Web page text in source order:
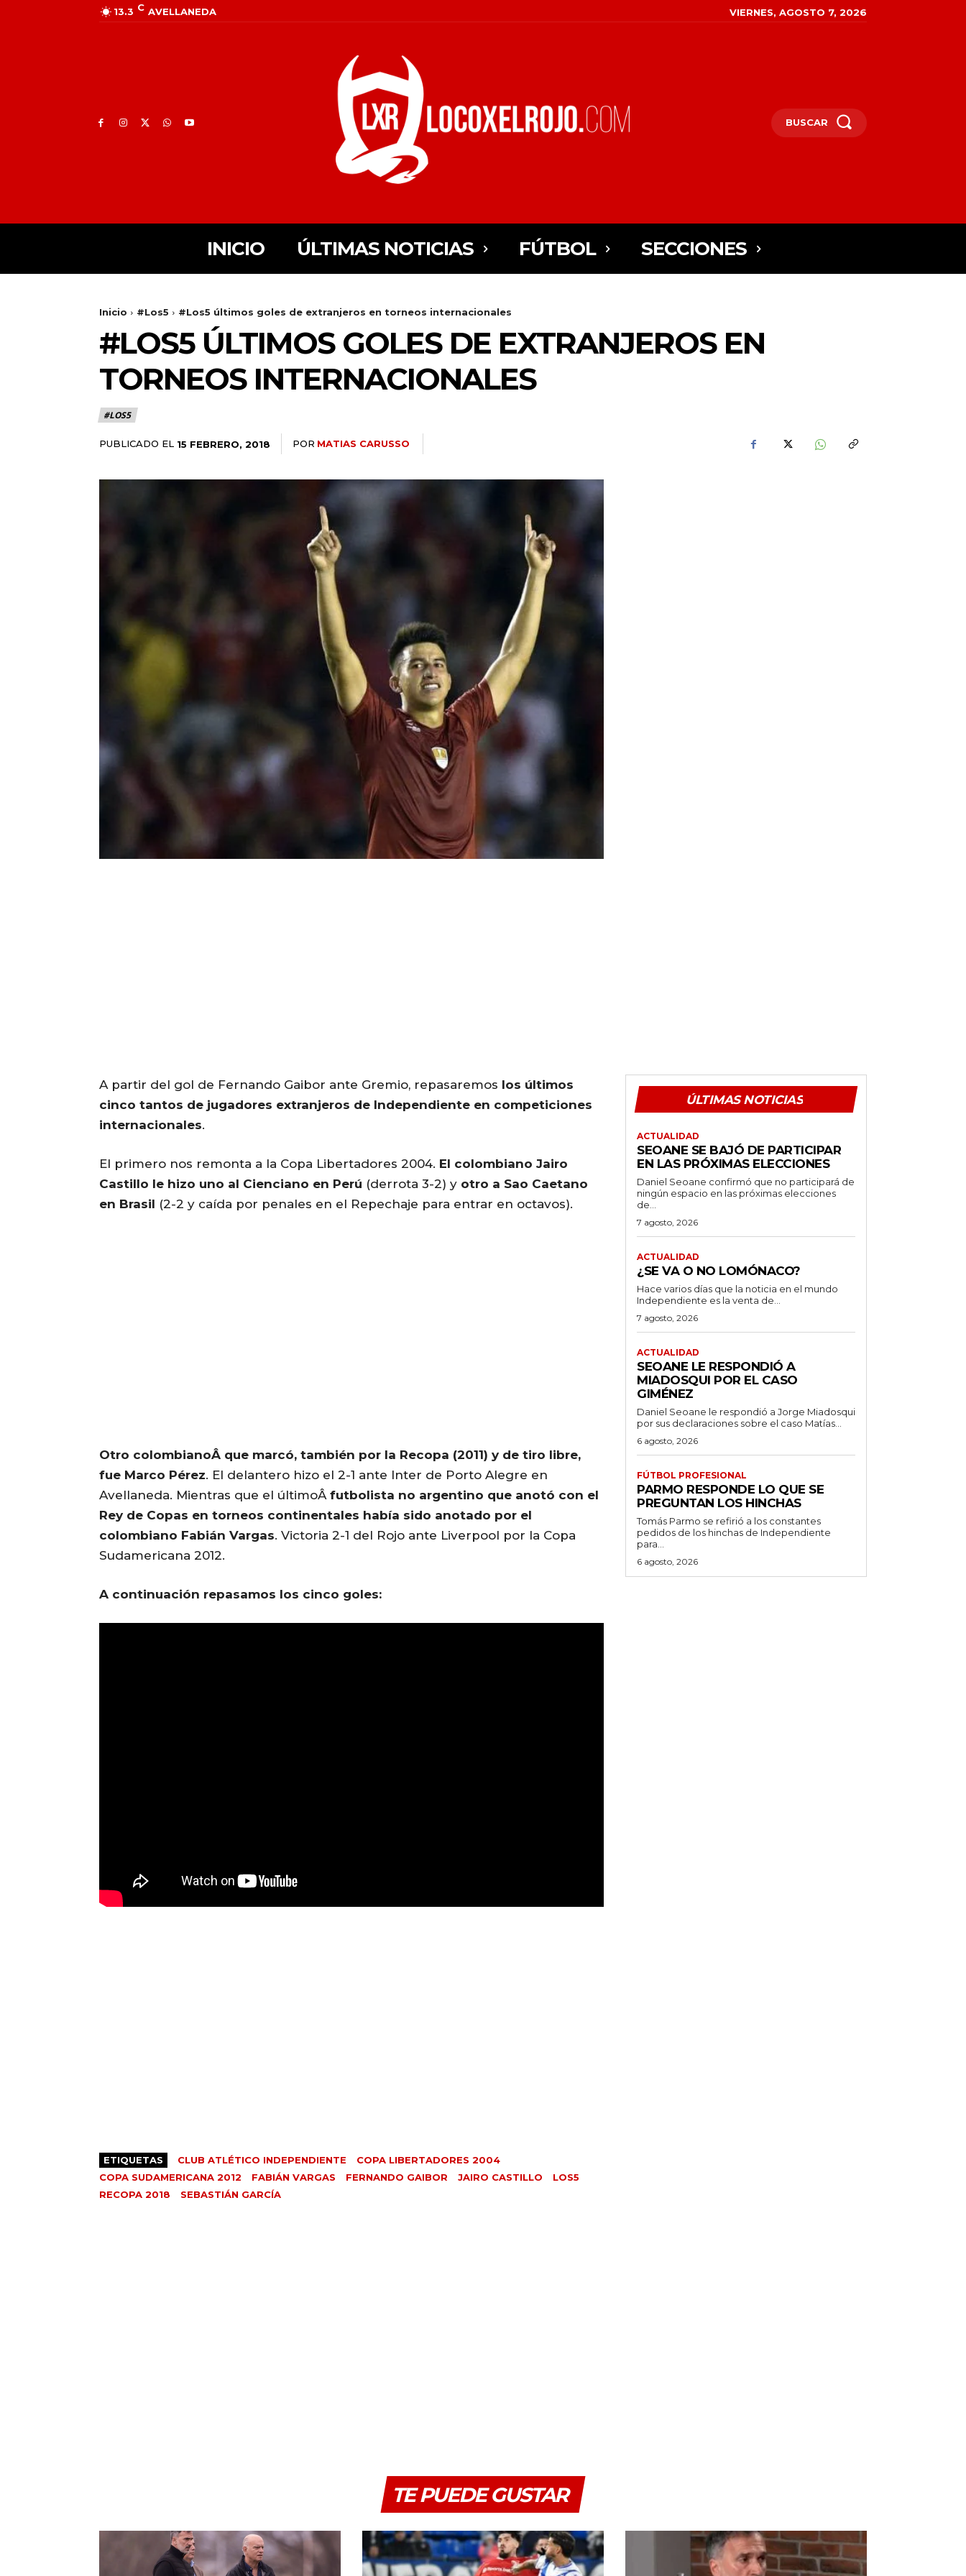
13.3 C AVELLANEDA VIERNES, AGOSTO 7, 2026
BUSCAR
INICIO ÚLTIMAS NOTICIAS FÚTBOL SECCIONES
Inicio #Los5 #Los5 últimos goles de extranjeros en torneos internacionales
#LOS5 ÚLTIMOS GOLES DE EXTRANJEROS EN
TORNEOS INTERNACIONALES
#LOS5
PUBLICADO EL 15 FEBRERO, 2018 POR MATIAS CARUSSO
A partir del gol de Fernando Gaibor ante Gremio, repasaremos los últimos
cinco tantos de jugadores extranjeros de Independiente en competiciones
internacionales.
El primero nos remonta a la Copa Libertadores 2004. El colombiano Jairo
Castillo le hizo uno al Cienciano en Perú (derrota 3-2) y otro a Sao Caetano
en Brasil (2-2 y caída por penales en el Repechaje para entrar en octavos).
Otro colombianoÂ que marcó, también por la Recopa (2011) y de tiro libre,
fue Marco Pérez. El delantero hizo el 2-1 ante Inter de Porto Alegre en
Avellaneda. Mientras que el últimoÂ futbolista no argentino que anotó con el
Rey de Copas en torneos continentales había sido anotado por el
colombiano Fabián Vargas. Victoria 2-1 del Rojo ante Liverpool por la Copa
Sudamericana 2012.
A continuación repasamos los cinco goles:
ETIQUETAS CLUB ATLÉTICO INDEPENDIENTE
COPA LIBERTADORES 2004
COPA SUDAMERICANA 2012
FABIÁN VARGAS FERNANDO GAIBOR JAIRO CASTILLO
LOS5
RECOPA 2018
SEBASTIÁN GARCÍA
ÚLTIMAS NOTICIAS
ACTUALIDAD
SEOANE SE BAJÓ DE PARTICIPAR
EN LAS PRÓXIMAS ELECCIONES
Daniel Seoane confirmó que no participará de
ningún espacio en las próximas elecciones
de...
7 agosto, 2026
ACTUALIDAD
¿SE VA O NO LOMÓNACO?
Hace varios días que la noticia en el mundo
Independiente es la venta de...
7 agosto, 2026
ACTUALIDAD
SEOANE LE RESPONDIÓ A
MIADOSQUI POR EL CASO
GIMÉNEZ
Daniel Seoane le respondió a Jorge Miadosqui
por sus declaraciones sobre el caso Matías...
6 agosto, 2026
FÚTBOL PROFESIONAL
PARMO RESPONDE LO QUE SE
PREGUNTAN LOS HINCHAS
Tomás Parmo se refirió a los constantes
pedidos de los hinchas de Independiente
para...
6 agosto, 2026
TE PUEDE GUSTAR